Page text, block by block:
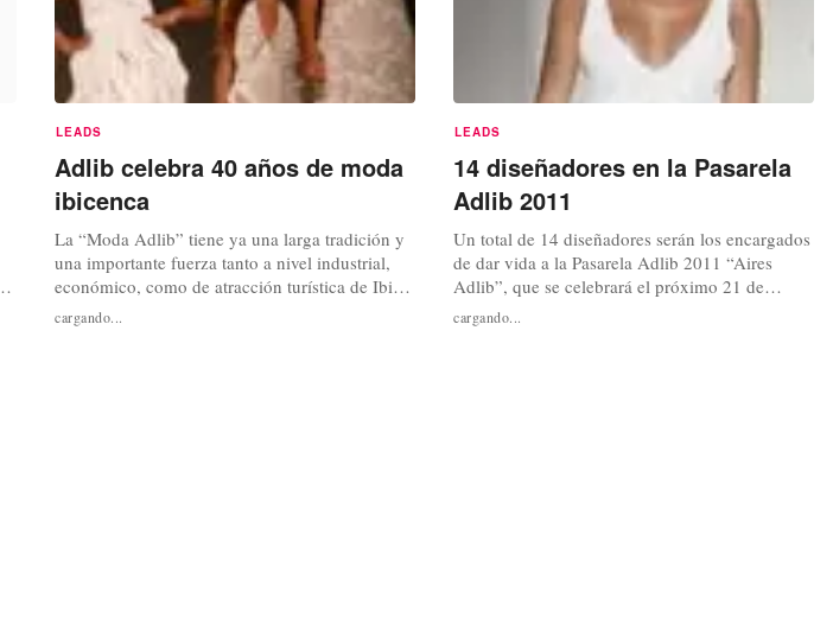
LEADS
Adlib celebra 40 años de moda
ibicenca
La “Moda Adlib” tiene ya una larga tradición y
una importante fuerza tanto a nivel industrial,
económico, como de atracción turística de Ibiza
y esta semana celebrará su 40º aniver sario. Este
concepto comenzó en el año 1972, con la
cargando...
LEADS
14 diseñadores en la Pasarela
Adlib 2011
Un total de 14 diseñadores serán los encargados
de dar vida a la Pasarela Adlib 2011 “Aires
Adlib”, que se celebrará el próximo 21 de
septiembre en Ibiza, en Sant Miquel de Balansat.
En la pasarela, inspirada en el norte de la isla y
cargando...